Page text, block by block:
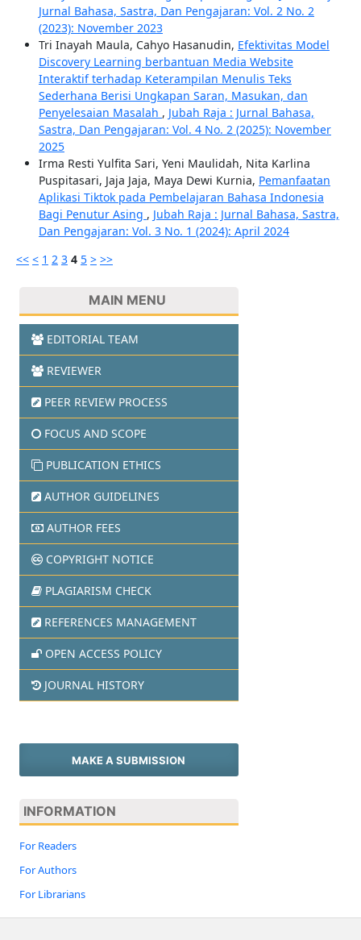
Jurnal Bahasa, Sastra, Dan Pengajaran: Vol. 2 No. 2
(2023): November 2023
Tri Inayah Maula, Cahyo Hasanudin, Efektivitas Model
Discovery Learning berbantuan Media Website
Interaktif terhadap Keterampilan Menulis Teks
Sederhana Berisi Ungkapan Saran, Masukan, dan
Penyelesaian Masalah , Jubah Raja : Jurnal Bahasa,
Sastra, Dan Pengajaran: Vol. 4 No. 2 (2025): November
2025
Irma Resti Yulfita Sari, Yeni Maulidah, Nita Karlina
Puspitasari, Jaja Jaja, Maya Dewi Kurnia, Pemanfaatan
Aplikasi Tiktok pada Pembelajaran Bahasa Indonesia
Bagi Penutur Asing , Jubah Raja : Jurnal Bahasa, Sastra,
Dan Pengajaran: Vol. 3 No. 1 (2024): April 2024
<< < 1 2 3 4 5 > >>
MAIN MENU
EDITORIAL TEAM
REVIEWER
PEER REVIEW PROCESS
FOCUS AND SCOPE
PUBLICATION ETHICS
AUTHOR GUIDELINES
AUTHOR FEES
COPYRIGHT NOTICE
PLAGIARISM CHECK
REFERENCES MANAGEMENT
OPEN ACCESS POLICY
JOURNAL HISTORY
MAKE A SUBMISSION
INFORMATION
For Readers
For Authors
For Librarians